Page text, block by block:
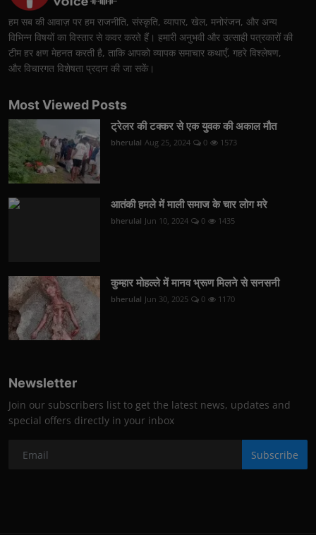
हम सब की आवाज़ पर हम राजनीति, संस्कृति, व्यापार, खेल, मनोरंजन, और अन्य
विभिन्न विषयों का विस्तार से कवर करते हैं। हमारी अनुभवी और उत्साही पत्रकारों की
टीम हर क्षण मेहनत करती है, ताकि आपको व्यापक समाचार कथाएँ, गहरे विश्लेषण,
और विचारगत विशेषता प्रदान की जा सकें।
Most Viewed Posts
ट्रेलर की टक्कर से एक युवक की अकाल मौत
bherulal Aug 25, 2024 0 1573
आतंकी हमले में माली समाज के चार लोग मरे
bherulal Jun 10, 2024 0 1435
कुम्हार मोहल्ले में मानव भ्रूण मिलने से सनसनी
bherulal Jun 30, 2025 0 1170
Newsletter
Join our subscribers list to get the latest news, updates and
special offers directly in your inbox
Subscribe